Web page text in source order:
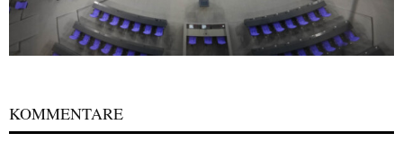
KOMMENTARE